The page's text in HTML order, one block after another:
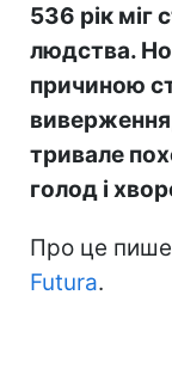
536 рік міг
людства.
причиною
тривале
голод і
Про це пише
Futura.